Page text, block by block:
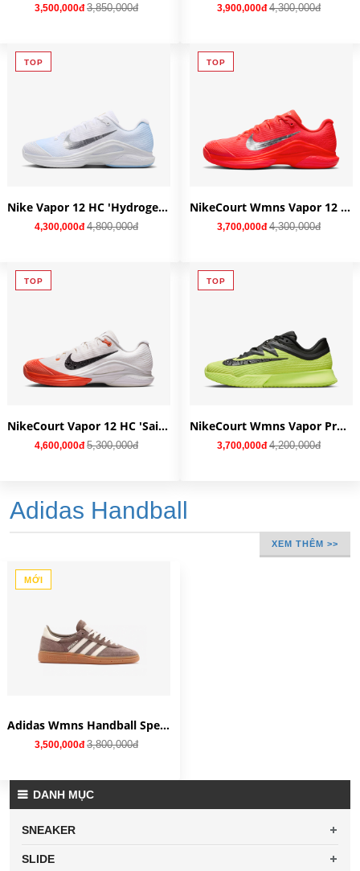
3,500,000đ 3,850,000đ 3,900,000đ 4,300,000đ
TOP
Nike Vapor 12 HC 'Hydrogen Blue' IR8316-401
4,300,000đ 4,800,000đ
TOP
NikeCourt Wmns Vapor 12 Premium 'Metallic Silver' HQ2595-600
3,700,000đ 4,300,000đ
TOP
NikeCourt Vapor 12 HC 'Sail Turf Orange' IB6555-100
4,600,000đ 5,300,000đ
TOP
NikeCourt Wmns Vapor Pro 3 HC 'Light Lemon Twist' IB6550-700
3,700,000đ 4,200,000đ
Adidas Handball
XEM THÊM >>
MỚI
Adidas Wmns Handball Spezial 'Earth Strata Gum' IF6490
3,500,000đ 3,800,000đ
DANH MỤC
SNEAKER
SLIDE